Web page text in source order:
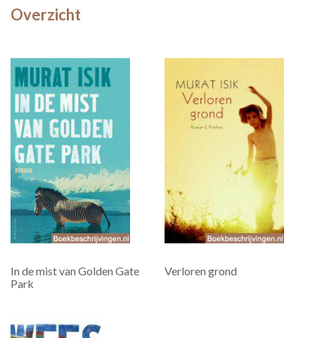
Overzicht
In de mist van Golden Gate
Park
Verloren grond